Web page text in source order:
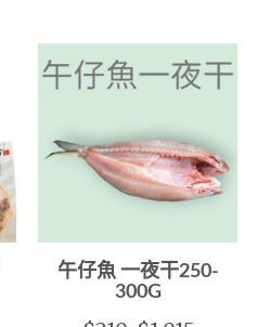
午仔魚 一夜干250-
300G